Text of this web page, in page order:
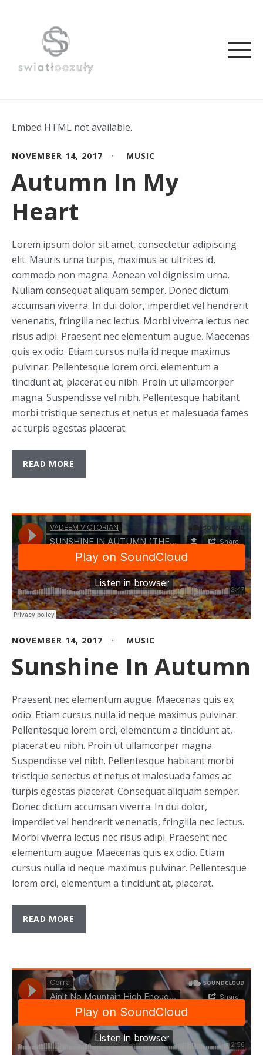
Embed HTML not available.
NOVEMBER 14, 2017 MUSIC
Autumn In My
Heart
Lorem ipsum dolor sit amet, consectetur adipiscing
elit. Mauris urna turpis, maximus ac ultrices id,
commodo non magna. Aenean vel dignissim urna.
Nullam consequat aliquam semper. Donec dictum
accumsan viverra. In dui dolor, imperdiet vel hendrerit
venenatis, fringilla nec lectus. Morbi viverra lectus nec
risus adipi. Praesent nec elementum augue. Maecenas
quis ex odio. Etiam cursus nulla id neque maximus
pulvinar. Pellentesque lorem orci, elementum a
tincidunt at, placerat eu nibh. Proin ut ullamcorper
magna. Suspendisse vel nibh. Pellentesque habitant
morbi tristique senectus et netus et malesuada fames
ac turpis egestas placerat.
READ MORE
NOVEMBER 14, 2017 MUSIC
Sunshine In Autumn
Praesent nec elementum augue. Maecenas quis ex
odio. Etiam cursus nulla id neque maximus pulvinar.
Pellentesque lorem orci, elementum a tincidunt at,
placerat eu nibh. Proin ut ullamcorper magna.
Suspendisse vel nibh. Pellentesque habitant morbi
tristique senectus et netus et malesuada fames ac
turpis egestas placerat. Consequat aliquam semper.
Donec dictum accumsan viverra. In dui dolor,
imperdiet vel hendrerit venenatis, fringilla nec lectus.
Morbi viverra lectus nec risus adipi. Praesent nec
elementum augue. Maecenas quis ex odio. Etiam
cursus nulla id neque maximus pulvinar. Pellentesque
lorem orci, elementum a tincidunt at, placerat.
READ MORE